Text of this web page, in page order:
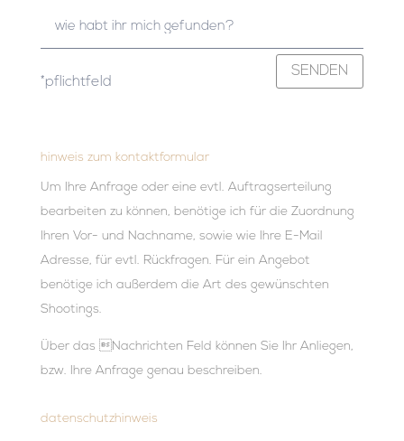
SENDEN
*pflichtfeld
hinweis zum kontaktformular
Um Ihre Anfrage oder eine evtl. Auftragserteilung
bearbeiten zu können, benötige ich für die Zuordnung
Ihren Vor- und Nachname, sowie wie Ihre E-Mail
Adresse, für evtl. Rückfragen. Für ein Angebot
benötige ich außerdem die Art des gewünschten
Shootings.
Über das Nachrichten Feld können Sie Ihr Anliegen,
bzw. Ihre Anfrage genau beschreiben.
datenschutzhinweis